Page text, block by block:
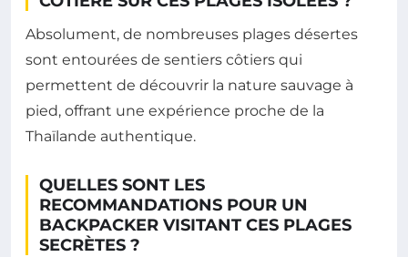
Absolument, de nombreuses plages désertes
sont entourées de sentiers côtiers qui
permettent de découvrir la nature sauvage à
pied, offrant une expérience proche de la
Thaïlande authentique.
QUELLES SONT LES
RECOMMANDATIONS POUR UN
BACKPACKER VISITANT CES PLAGES
SECRÈTES ?